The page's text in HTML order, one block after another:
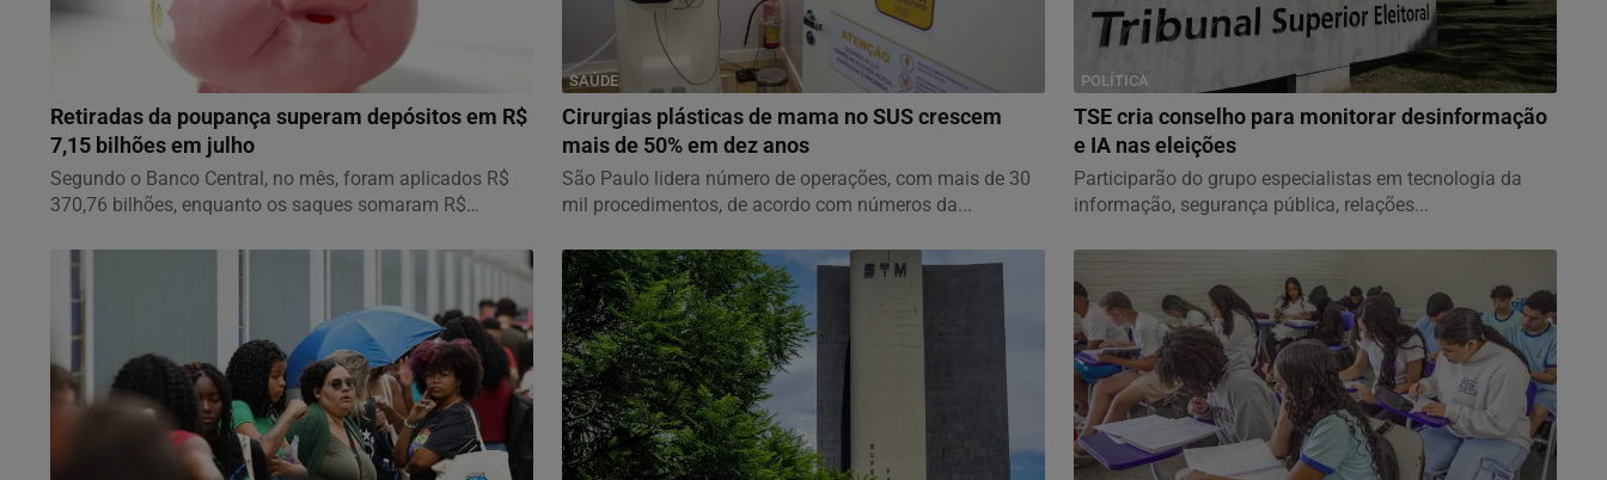
Retiradas da poupança superam depósitos em R$
7,15 bilhões em julho
Segundo o Banco Central, no mês, foram aplicados R$
370,76 bilhões, enquanto os saques somaram R$
SAÚDE
Cirurgias plásticas de mama no SUS crescem
mais de 50% em dez anos
São Paulo lidera número de operações, com mais de 30
mil procedimentos, de acordo com números da...
POLÍTICA
TSE cria conselho para monitorar desinformação
e IA nas eleições
Participarão do grupo especialistas em tecnologia da
informação, segurança pública, relações...